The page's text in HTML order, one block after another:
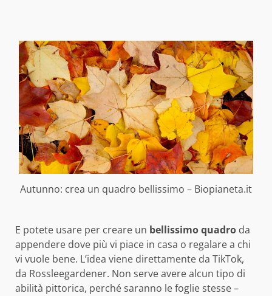
Autunno: crea un quadro bellissimo – Biopianeta.it
E potete usare per creare un bellissimo quadro da
appendere dove più vi piace in casa o regalare a chi
vi vuole bene. L’idea viene direttamente da TikTok,
da Rossleegardener. Non serve avere alcun tipo di
abilità pittorica, perché saranno le foglie stesse –